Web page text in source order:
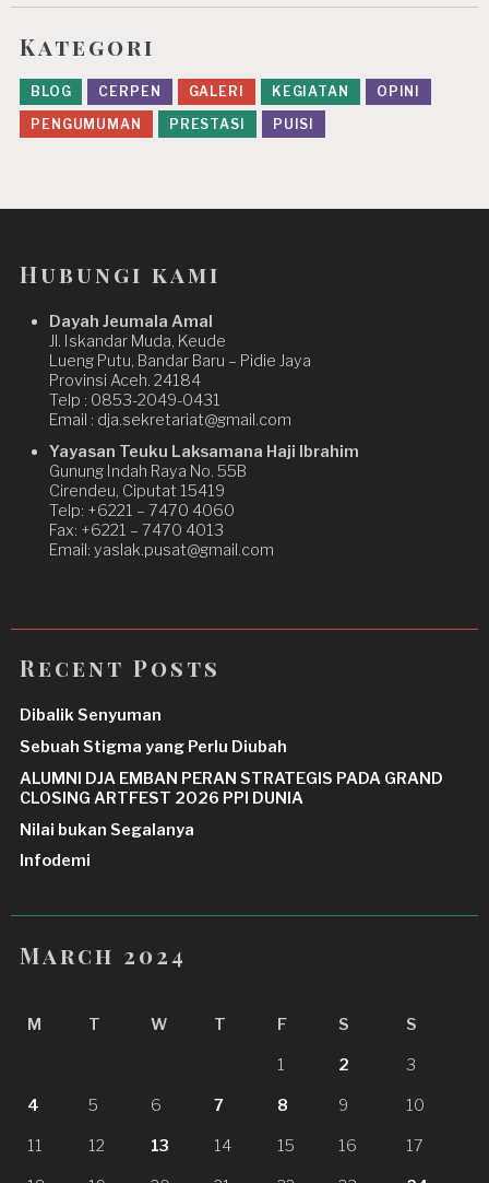
Kategori
BLOG CERPEN GALERI KEGIATAN
OPINI
PENGUMUMAN
PRESTASI PUISI
Hubungi kami
Dayah Jeumala Amal
Jl. Iskandar Muda, Keude
Lueng Putu, Bandar Baru – Pidie Jaya
Provinsi Aceh. 24184
Telp : 0853-2049-0431
Email : dja.sekretariat@gmail.com
Yayasan Teuku Laksamana Haji Ibrahim
Gunung Indah Raya No. 55B
Cirendeu, Ciputat 15419
Telp: +6221 – 7470 4060
Fax: +6221 – 7470 4013
Email: yaslak.pusat@gmail.com
Recent Posts
Dibalik Senyuman
Sebuah Stigma yang Perlu Diubah
ALUMNI DJA EMBAN PERAN STRATEGIS PADA GRAND
CLOSING ARTFEST 2026 PPI DUNIA
Nilai bukan Segalanya
Infodemi
March 2024
M T W T F S S
1 2 3
4 5 6 7 8 9 10
11 12 13 14 15 16 17